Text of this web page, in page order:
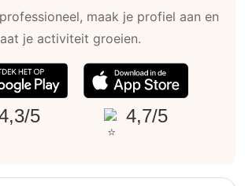
maak je profiel aan en
je activiteit groeien.
5 4,7/5